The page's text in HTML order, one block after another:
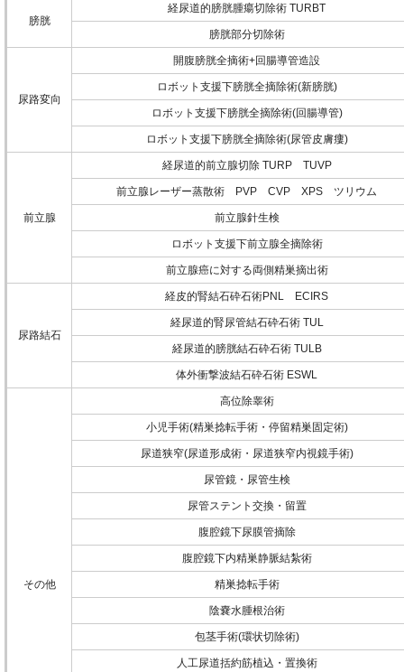
膀胱
経尿道的膀胱腫瘍切除術 TURBT
膀胱部分切除術
尿路変向
開腹膀胱全摘術+回腸導管造設
ロボット支援下膀胱全摘除術(新膀胱)
ロボット支援下膀胱全摘除術(回腸導管)
ロボット支援下膀胱全摘除術(尿管皮膚瘻)
前立腺
経尿道的前立腺切除 TURP TUVP
前立腺レーザー蒸散術 PVP CVP XPS ツリウム
前立腺針生検
ロボット支援下前立腺全摘除術
前立腺癌に対する両側精巣摘出術
尿路結石
経皮的腎結石砕石術PNL ECIRS
経尿道的腎尿管結石砕石術 TUL
経尿道的膀胱結石砕石術 TULB
体外衝撃波結石砕石術 ESWL
その他
高位除睾術
小児手術(精巣捻転手術・停留精巣固定術)
尿道狭窄(尿道形成術・尿道狭窄内視鏡手術)
尿管鏡・尿管生検
尿管ステント交換・留置
腹腔鏡下尿膜管摘除
腹腔鏡下内精巣静脈結紮術
精巣捻転手術
陰嚢水腫根治術
包茎手術(環状切除術)
人工尿道括約筋植込・置換術